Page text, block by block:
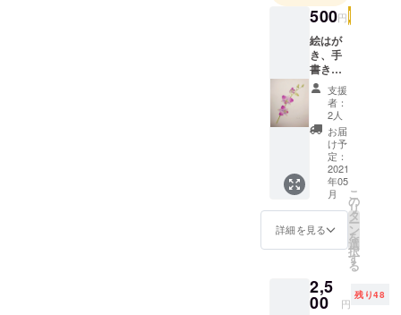
500円
絵はが
き、手
書き
メッ
セージ
支援
者：
2人
お届
け予
定：
2021
年05
月
詳細を見る
こ
の
リ
タ
ー
ン
を
選
択
す
る
2,5
00 円
残り48